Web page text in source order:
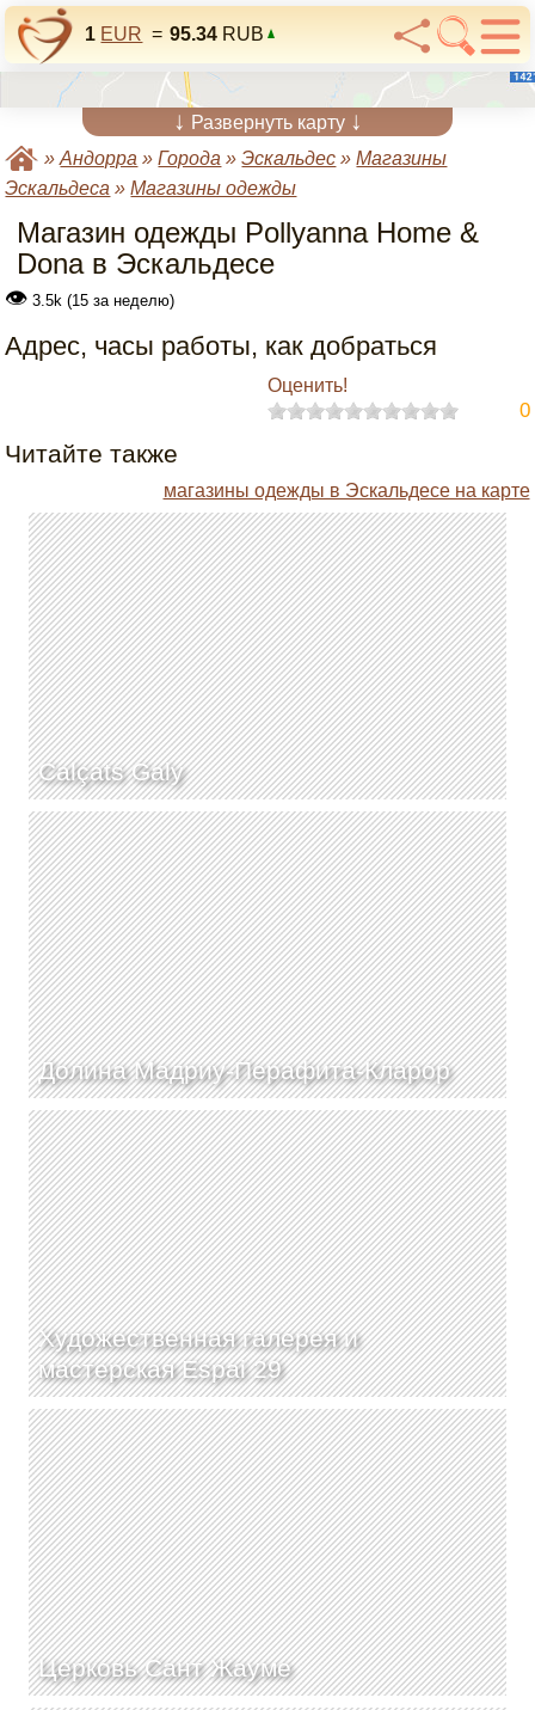
1 EUR = 95.34 RUB
↓ Развернуть карту ↓
»Андорра »Города »Эскальдес »Магазины
Эскальдеса »Магазины одежды
Магазин одежды Pollyanna Home &
Dona в Эскальдесе
👁 3.5k (15 за неделю)
Адрес, часы работы, как добраться
Оценить!
0
Читайте также
магазины одежды в Эскальдесе на карте
Calçats Galy
Долина Мадриу-Перафита-Кларор
Художественная галерея и
мастерская Espai 29
Церковь Сант Жауме